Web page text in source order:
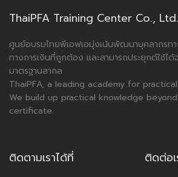
ThaiPFA Training Center Co., Ltd.
ศูนย์อบรมไทยพีเอฟเอมุ่งเน้นพัฒนาบุคลากรทา
ทางการเงินที่ถูกต้อง และสามารถประยุกต์ใช้ไ
มาตรฐานสากล
ThaiPFA, a leading academy for
We build up practical knowledge
certificate.
ติดตามเราได้ที่ ติดต่อเ